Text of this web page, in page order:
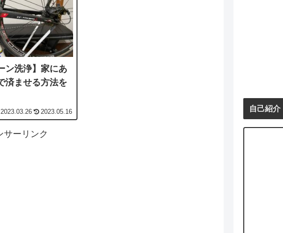
ン洗浄】家にあ
済ませる方法を
2023.03.26 2023.05.16
サーリンク
自己紹介